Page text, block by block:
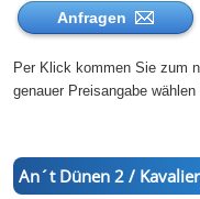
Anfragen
Per Klick kommen Sie zum
genauer Preisangabe wählen
An´t Dünen 2 /